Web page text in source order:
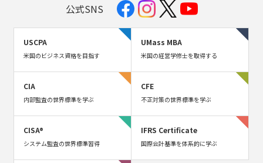
公式SNS
USCPA
米国のビジネス資格を目指す
UMass MBA
米国の経営学修士を取得する
CIA
内部監査の世界標準を学ぶ
CFE
不正対策の世界標準を学ぶ
CISA®
システム監査の世界標準習得
IFRS Certificate
国際会計基準を体系的に学ぶ